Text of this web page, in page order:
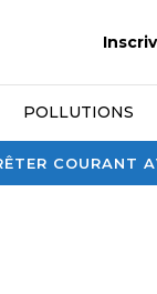
POLLUTIONS